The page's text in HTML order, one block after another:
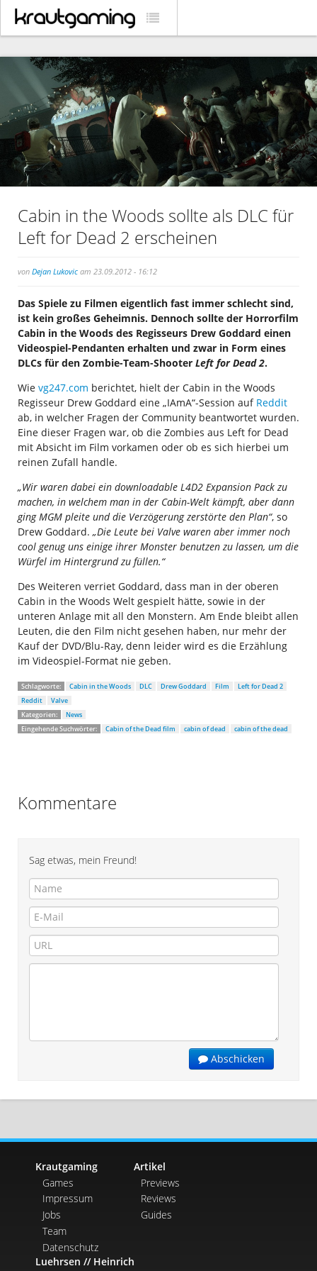
Cabin in the Woods sollte als DLC für
Left for Dead 2 erscheinen
von Dejan Lukovic am 23.09.2012 - 16:12
Das Spiele zu Filmen eigentlich fast immer schlecht sind,
ist kein großes Geheimnis. Dennoch sollte der Horrorfilm
Cabin in the Woods des Regisseurs Drew Goddard einen
Videospiel-Pendanten erhalten und zwar in Form eines
DLCs für den Zombie-Team-Shooter Left for Dead 2.
Wie vg247.com berichtet, hielt der Cabin in the Woods
Regisseur Drew Goddard eine „IAmA“-Session auf Reddit
ab, in welcher Fragen der Community beantwortet wurden.
Eine dieser Fragen war, ob die Zombies aus Left for Dead
mit Absicht im Film vorkamen oder ob es sich hierbei um
reinen Zufall handle.
„Wir waren dabei ein downloadable L4D2 Expansion Pack zu
machen, in welchem man in der Cabin-Welt kämpft, aber dann
ging MGM pleite und die Verzögerung zerstörte den Plan“, so
Drew Goddard. „Die Leute bei Valve waren aber immer noch
cool genug uns einige ihrer Monster benutzen zu lassen, um die
Würfel im Hintergrund zu füllen.“
Des Weiteren verriet Goddard, dass man in der oberen
Cabin in the Woods Welt gespielt hätte, sowie in der
unteren Anlage mit all den Monstern. Am Ende bleibt allen
Leuten, die den Film nicht gesehen haben, nur mehr der
Kauf der DVD/Blu-Ray, denn leider wird es die Erzählung
im Videospiel-Format nie geben.
Schlagworte: Cabin in the Woods DLC Drew Goddard Film
Left for Dead 2
Reddit
Valve
Kategorien:
News
Eingehende Suchwörter:
Cabin of the Dead film cabin of dead cabin of the dead
Kommentare
Sag etwas, mein Freund!
Abschicken
Krautgaming
Games
Impressum
Jobs
Team
Datenschutz
Artikel
Previews
Reviews
Guides
Luehrsen // Heinrich